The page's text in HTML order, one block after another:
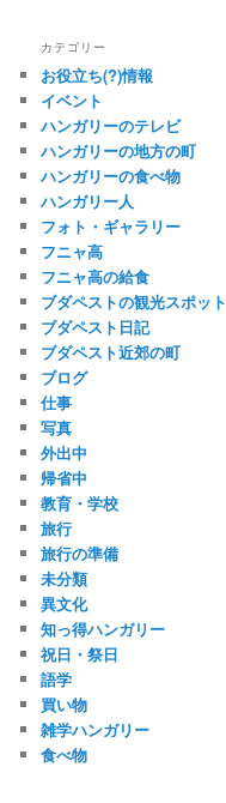
カテゴリー
お役立ち(?)情報
イベント
ハンガリーのテレビ
ハンガリーの地方の町
ハンガリーの食べ物
ハンガリー人
フォト・ギャラリー
フニャ高
フニャ高の給食
ブダペストの観光スポット
ブダペスト日記
ブダペスト近郊の町
ブログ
仕事
写真
外出中
帰省中
教育・学校
旅行
旅行の準備
未分類
異文化
知っ得ハンガリー
祝日・祭日
語学
買い物
雑学ハンガリー
食べ物